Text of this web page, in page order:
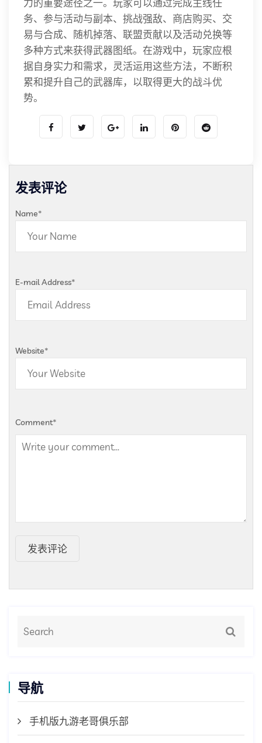
力的重要途径之一。玩家可以通过完成主线任
务、参与活动与副本、挑战强敌、商店购买、交
易与合成、随机掉落、联盟贡献以及活动兑换等
多种方式来获得武器图纸。在游戏中，玩家应根
据自身实力和需求，灵活运用这些方法，不断积
累和提升自己的武器库，以取得更大的战斗优
势。
发表评论
Name*
E-mail Address*
Website*
Comment*
发表评论
导航
手机版九游老哥俱乐部